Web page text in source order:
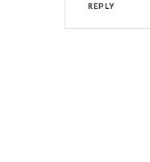
REPLY